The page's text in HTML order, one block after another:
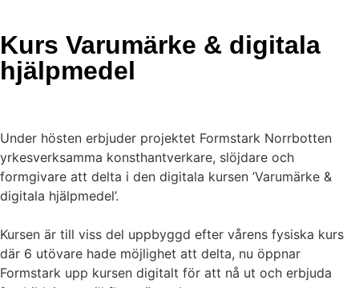
Kurs Varumärke & digitala
hjälpmedel
Under hösten erbjuder projektet Formstark Norrbotten
yrkesverksamma konsthantverkare, slöjdare och
formgivare att delta i den digitala kursen ’Varumärke &
digitala hjälpmedel’.
Kursen är till viss del uppbyggd efter vårens fysiska kurs
där 6 utövare hade möjlighet att delta, nu öppnar
Formstark upp kursen digitalt för att nå ut och erbjuda